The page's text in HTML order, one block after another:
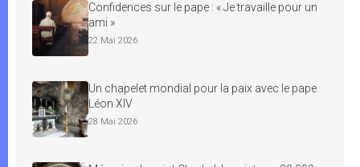
Confidences sur le pape : « Je travaille pour un
ami »
22 Mai 2026
Un chapelet mondial pour la paix avec le pape
Léon XIV
28 Mai 2026